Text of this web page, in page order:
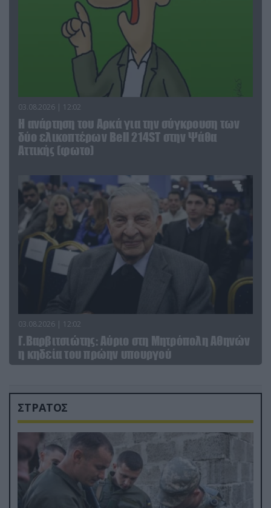
03.08.2026 | 12:02
Η ανάρτηση του Αρκά για την σύγκρουση των
δύο ελικοπτέρων Bell 214ST στην Ψάθα
Αττικής (φωτο)
03.08.2026 | 12:02
Γ.Βαρβιτσιώτης: Aύριο στη Μητρόπολη Αθηνών
η κηδεία του πρώην υπουργού
ΣΤΡΑΤΟΣ